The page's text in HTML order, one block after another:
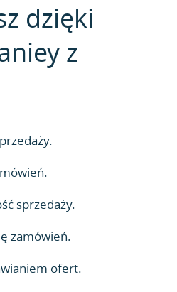
dzięki
z
sprzedaży.
zamówień.
ofert.